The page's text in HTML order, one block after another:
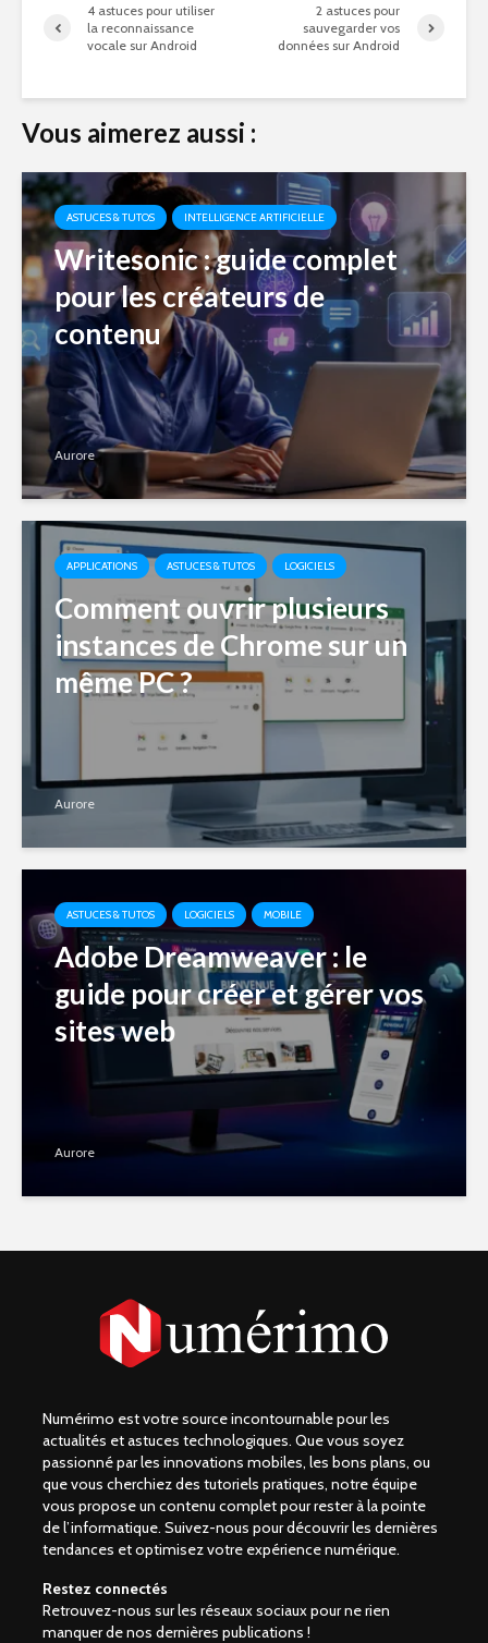
4 astuces pour utiliser
la reconnaissance
vocale sur Android
2 astuces pour
sauvegarder vos
données sur Android
Vous aimerez aussi :
ASTUCES & TUTOS INTELLIGENCE ARTIFICIELLE
Writesonic : guide complet
pour les créateurs de
contenu
Aurore
APPLICATIONS ASTUCES & TUTOS LOGICIELS
Comment ouvrir plusieurs
instances de Chrome sur un
même PC ?
Aurore
ASTUCES & TUTOS LOGICIELS MOBILE
Adobe Dreamweaver : le
guide pour créer et gérer vos
sites web
Aurore
Numérimo est votre source incontournable pour les
actualités et astuces technologiques. Que vous soyez
passionné par les innovations mobiles, les bons plans, ou
que vous cherchiez des tutoriels pratiques, notre équipe
vous propose un contenu complet pour rester à la pointe
de l’informatique. Suivez-nous pour découvrir les dernières
tendances et optimisez votre expérience numérique.
Restez connectés
Retrouvez-nous sur les réseaux sociaux pour ne rien
manquer de nos dernières publications !